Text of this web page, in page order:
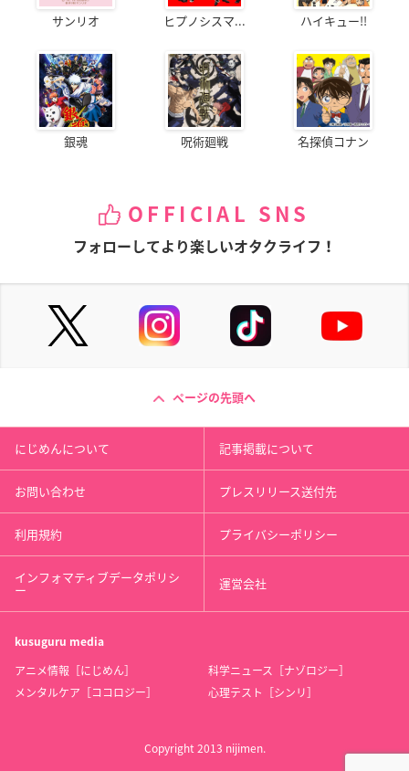
サンリオ ヒプノシスマ... ハイキュー!!
銀魂 呪術廻戦 名探偵コナン
OFFICIAL SNS
フォローしてより楽しいオタクライフ！
ページの先頭へ
にじめんについて 記事掲載について
お問い合わせ プレスリリース送付先
利用規約 プライバシーポリシー
インフォマティブデータポリシ
ー 運営会社
kusuguru media
アニメ情報［にじめん］
科学ニュース［ナゾロジー］
メンタルケア［ココロジー］
心理テスト［シンリ］
Copyright 2013 nijimen.